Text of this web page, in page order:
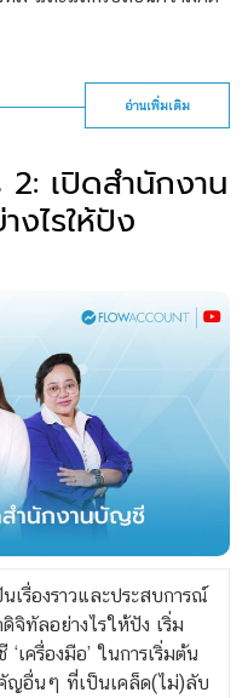
อ่านเพิ่มเติม
เปิดสำนักงาน
ไรให้ปัง
รื่องราวและประสบการณ์
จิทัลอย่างไรให้ปัง เริ่ม
เครื่องมือ’ ในการเริ่มต้น
ญอื่นๆ ที่เป็นเคล็ด(ไม่)ลับ